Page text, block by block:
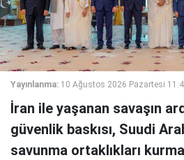
Yayınlanma: 10 Ağustos 2026 Pazartesi
İran ile yaşanan savaşın
güvenlik baskısı, Suudi
savunma ortaklıkları